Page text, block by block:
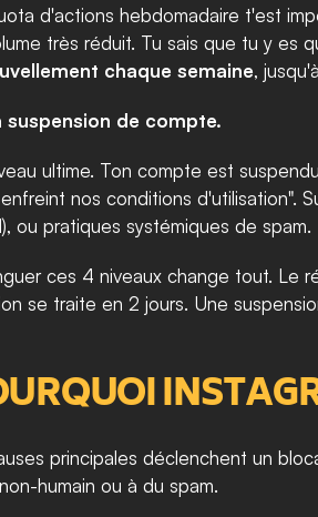
d'actions hebdomadaire t'est
chaque semaine,
suspension de compte.
ultime. Ton compte est
nos conditions d'utilisation".
ou pratiques systémiques de
ces 4 niveaux change tout. Le
se traite en 2 jours. Une
principales déclenchent un
humain ou à du spam.